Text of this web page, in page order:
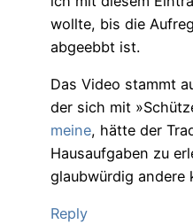
wollte, bis die
abgeebbt ist.
Das Video stammt
der sich mit
meine, hätte der
Hausaufgaben zu
glaubwürdig andere
Reply